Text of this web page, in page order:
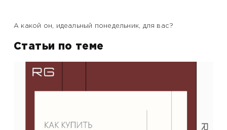
А какой он, идеальный понедельник, для вас?
Статьи по теме